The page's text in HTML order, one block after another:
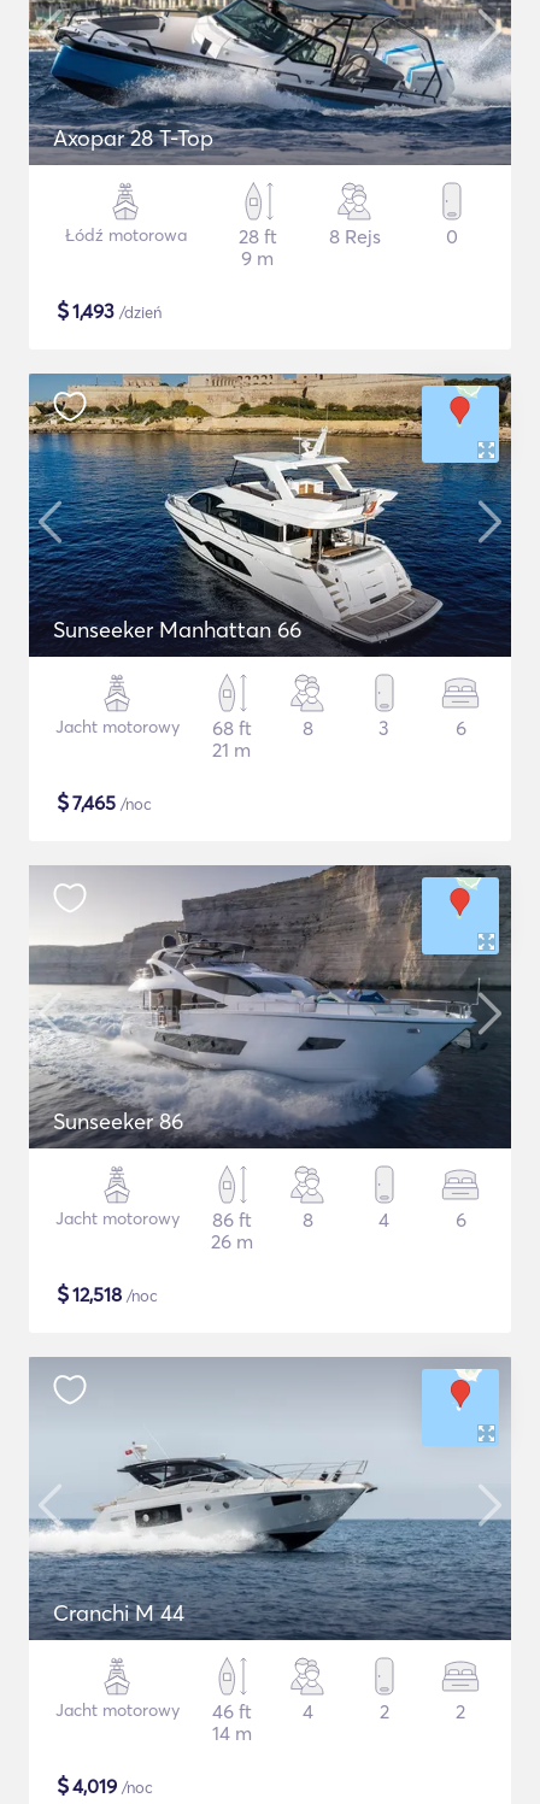
Axopar 28 T-Top
Łódź motorowa
28 ft
9 m
8 Rejs 0
$1,493 /dzień
Sunseeker Manhattan 66
Jacht motorowy
68 ft
21 m
8 3 6
$7,465 /noc
Sunseeker 86
Jacht motorowy
86 ft
26 m
8 4 6
$12,518 /noc
Cranchi M 44
Jacht motorowy
46 ft
14 m
4 2 2
$4,019 /noc